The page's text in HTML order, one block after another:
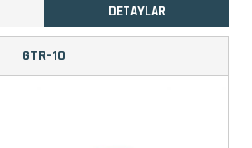
DETAYLAR
GTR-10